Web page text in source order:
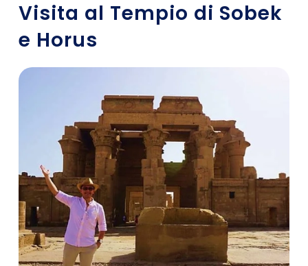
Visita al Tempio di Sobek
e Horus